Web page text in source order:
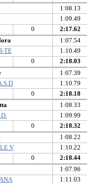
1:08.13
1:09.49
2:17.62
0
TE
1:07.54
1:10.49
2:18.03
0
1:07.39
1:10.79
2:18.18
0
1:08.33
1:09.99
2:18.32
0
V
1:08.22
1:10.22
2:18.44
0
1:07.96
1:11.03